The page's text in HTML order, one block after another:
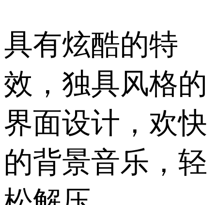
具有炫酷的特
效，独具风格的
界面设计，欢快
的背景音乐，轻